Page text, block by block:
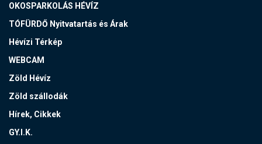
OKOSPARKOLÁS HÉVÍZ
TÓFÜRDŐ Nyitvatartás és Árak
Hévízi Térkép
WEBCAM
Zöld Hévíz
Zöld szállodák
Hírek, Cikkek
GY.I.K.